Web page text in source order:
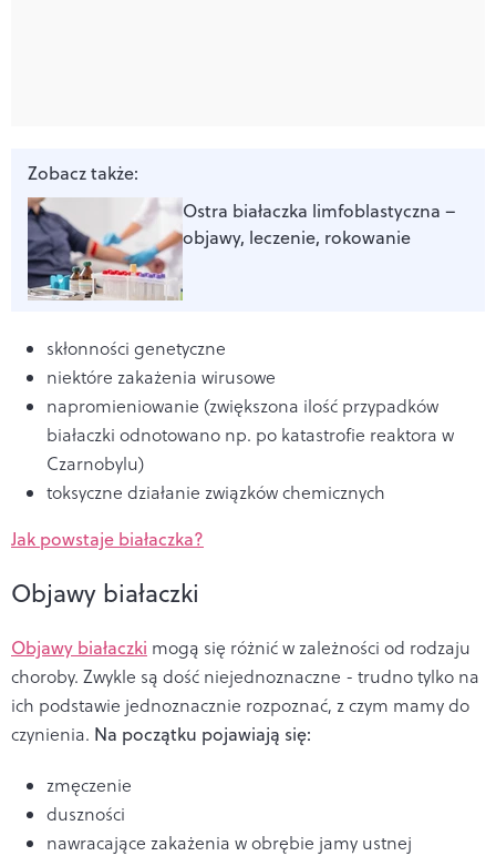
Zobacz także:
Ostra białaczka limfoblastyczna –
objawy, leczenie, rokowanie
skłonności genetyczne
niektóre zakażenia wirusowe
napromieniowanie (zwiększona ilość przypadków
białaczki odnotowano np. po katastrofie reaktora w
Czarnobylu)
toksyczne działanie związków chemicznych
Jak powstaje białaczka?
Objawy białaczki
Objawy białaczki mogą się różnić w zależności od rodzaju
choroby. Zwykle są dość niejednoznaczne - trudno tylko na
ich podstawie jednoznacznie rozpoznać, z czym mamy do
czynienia. Na początku pojawiają się:
zmęczenie
duszności
nawracające zakażenia w obrębie jamy ustnej